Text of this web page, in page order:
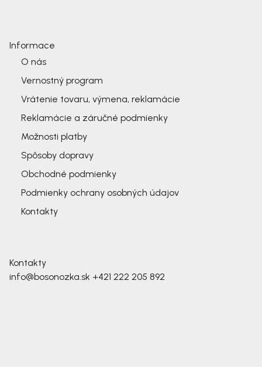
Informace
O nás
Vernostný program
Vrátenie tovaru, výmena, reklamácie
Reklamácie a záručné podmienky
Možnosti platby
Spôsoby dopravy
Obchodné podmienky
Podmienky ochrany osobných údajov
Kontakty
Kontakty
info@bosonozka.sk +421 222 205 892